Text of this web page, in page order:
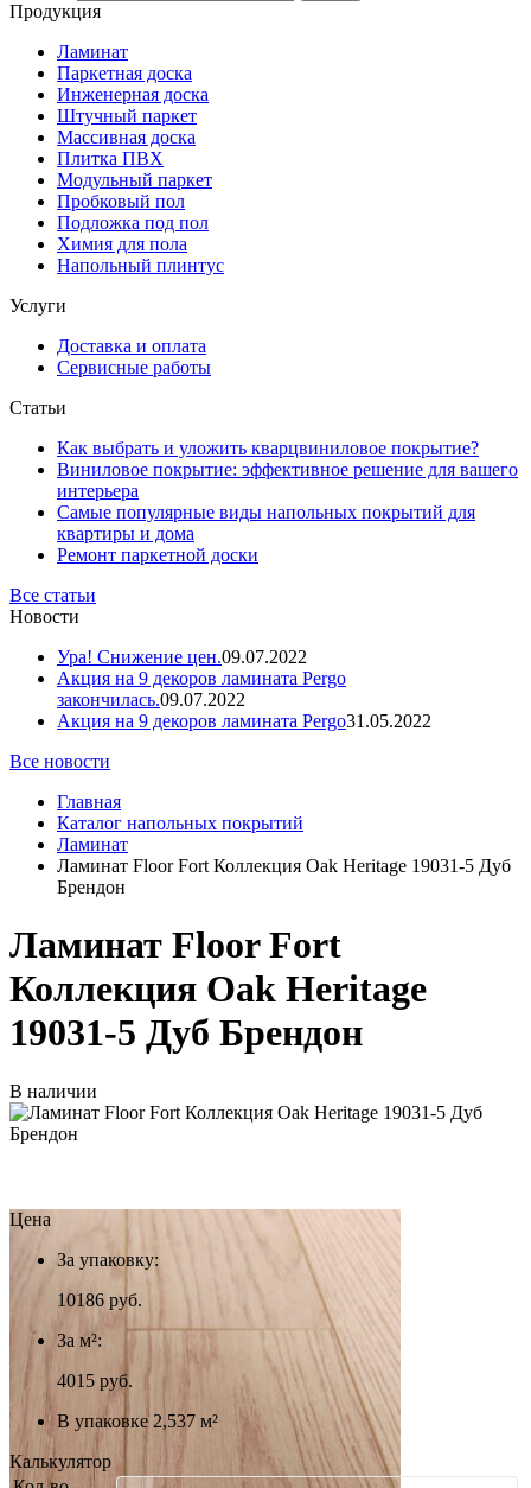
Продукция
Ламинат
Паркетная доска
Инженерная доска
Штучный паркет
Массивная доска
Плитка ПВХ
Модульный паркет
Пробковый пол
Подложка под пол
Химия для пола
Напольный плинтус
Услуги
Доставка и оплата
Сервисные работы
Статьи
Как выбрать и уложить кварцвиниловое покрытие?
Виниловое покрытие: эффективное решение для вашего
интерьера
Самые популярные виды напольных покрытий для
квартиры и дома
Ремонт паркетной доски
Все статьи
Новости
Ура! Снижение цен.09.07.2022
Акция на 9 декоров ламината Pergo
закончилась.09.07.2022
Акция на 9 декоров ламината Pergo31.05.2022
Все новости
Главная
Каталог напольных покрытий
Ламинат
Ламинат Floor Fort Коллекция Oak Heritage 19031-5 Дуб
Брендон
Ламинат Floor Fort
Коллекция Oak Heritage
19031-5 Дуб Брендон
В наличии
Цена
За упаковку:
10186 руб.
За м²:
4015 руб.
В упаковке 2,537 м²
Калькулятор